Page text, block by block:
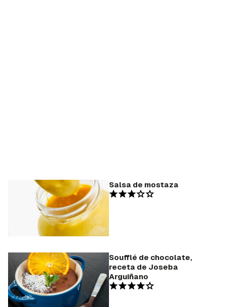
Salsa de mostaza
Soufflé de chocolate,
receta de Joseba
Arguiñano